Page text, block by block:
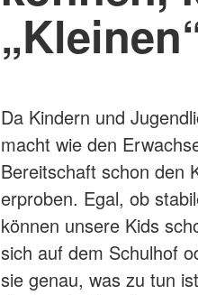
Da Kindern und
macht wie den
Bereitschaft schon den
erproben. Egal, ob
können unsere Kids
sich auf dem Schulhof
sie genau, was zu tun